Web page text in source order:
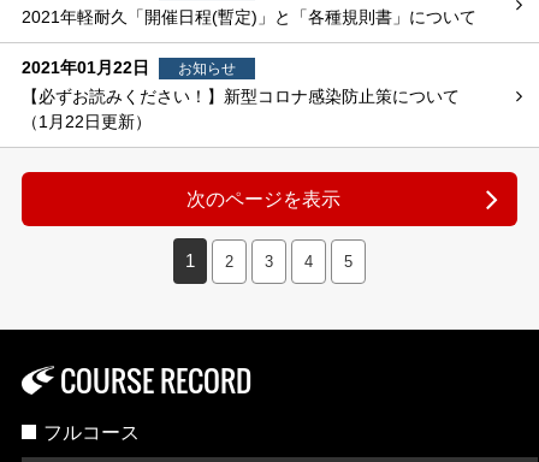
2021年軽耐久「開催日程(暫定)」と「各種規則書」について
2021年01月22日 お知らせ
【必ずお読みください！】新型コロナ感染防止策について
（1月22日更新）
1 2 3 4 5
次のページを表示
COURSE RECORD
フルコース